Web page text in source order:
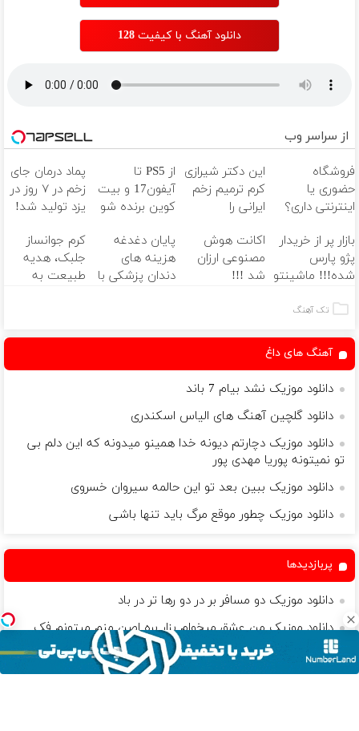
دانلود آهنگ با کیفیت 128
از سراسر وب
فروشگاه
حضوری یا
اینترنتی داری؟
خدماتت رو
بفروش
این دکتر شیرازی
کرم ترمیم زخم
ایرانی را
از PS5 تا
آیفون17 و بیت
کوین برنده شو
شانس بدون
پوچ 💥
پماد درمان جای
زخم در ۷ روز در
یزد تولید شد!
بازار پر از خریدار
پژو پارس
شده!!! ماشینتو
بفروش
اکانت هوش
مصنوعی ارزان
شد !!!
پایان دغدغه
هزینه های
دندان پزشکی با
کرم جوانساز
جلبک، هدیه
طبیعت به
تک آهنگ
آهنگ های داغ
دانلود موزیک نشد بیام 7 باند
دانلود گلچین آهنگ های الیاس اسکندری
دانلود موزیک دچارتم دیونه خدا همینو میدونه که این دلم بی
تو نمیتونه پوریا مهدی پور
دانلود موزیک ببین بعد تو‌ این‌ حالمه سیروان خسروی
دانلود موزیک چطور موقع مرگ باید تنها باشی
پربازدیدها
دانلود موزیک دو مسافر بر در دو رها تر در باد
دانلود موزیک من عشق میخوام بزار بره اصن منم میتونم فک
کنم همچین آدمی هیچوقت ندیدم
دانلود موزیک تو که با همه به جز من مهربونی